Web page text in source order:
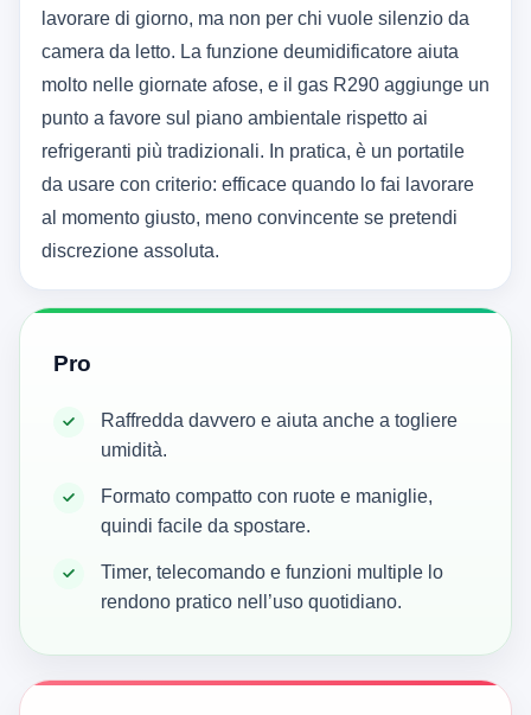
lavorare di giorno, ma non per chi vuole silenzio da
camera da letto. La funzione deumidificatore aiuta
molto nelle giornate afose, e il gas R290 aggiunge un
punto a favore sul piano ambientale rispetto ai
refrigeranti più tradizionali. In pratica, è un portatile
da usare con criterio: efficace quando lo fai lavorare
al momento giusto, meno convincente se pretendi
discrezione assoluta.
Pro
Raffredda davvero e aiuta anche a togliere
umidità.
Formato compatto con ruote e maniglie,
quindi facile da spostare.
Timer, telecomando e funzioni multiple lo
rendono pratico nell’uso quotidiano.